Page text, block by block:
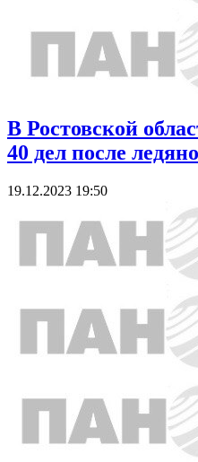
В Ростовской
40 дел после
19.12.2023 19:50